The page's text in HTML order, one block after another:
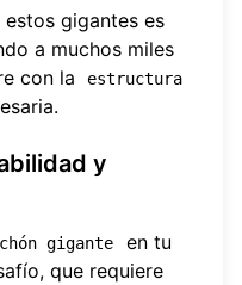
estos gigantes es
a muchos miles
con la
estructura
y
gigante
en tu
que requiere